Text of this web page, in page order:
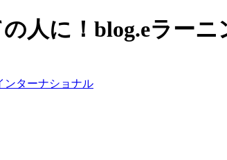
人に！blog.eラーニ
ンターナショナル